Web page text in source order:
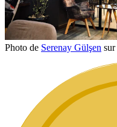
Photo de Serenay Gülşen sur